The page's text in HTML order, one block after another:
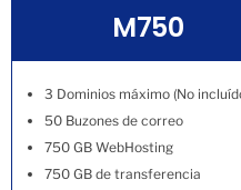
M750
3 Dominios máximo (No
50 Buzones de correo
750 GB WebHosting
750 GB de transferencia